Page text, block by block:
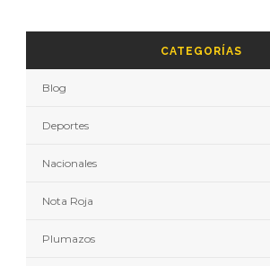
CATEGORÍAS
Blog
Deportes
Nacionales
Nota Roja
Plumazos